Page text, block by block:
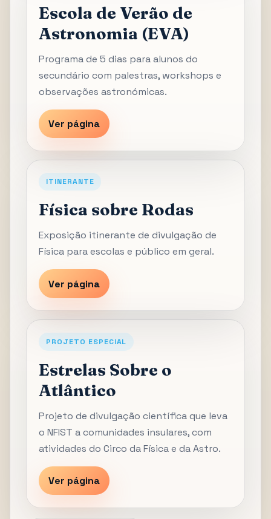
Escola de Verão de
Astronomia (EVA)
Programa de 5 dias para alunos do
secundário com palestras, workshops e
observações astronómicas.
Ver página
ITINERANTE
Física sobre Rodas
Exposição itinerante de divulgação de
Física para escolas e público em geral.
Ver página
PROJETO ESPECIAL
Estrelas Sobre o
Atlântico
Projeto de divulgação científica que leva
o NFIST a comunidades insulares, com
atividades do Circo da Física e da Astro.
Ver página